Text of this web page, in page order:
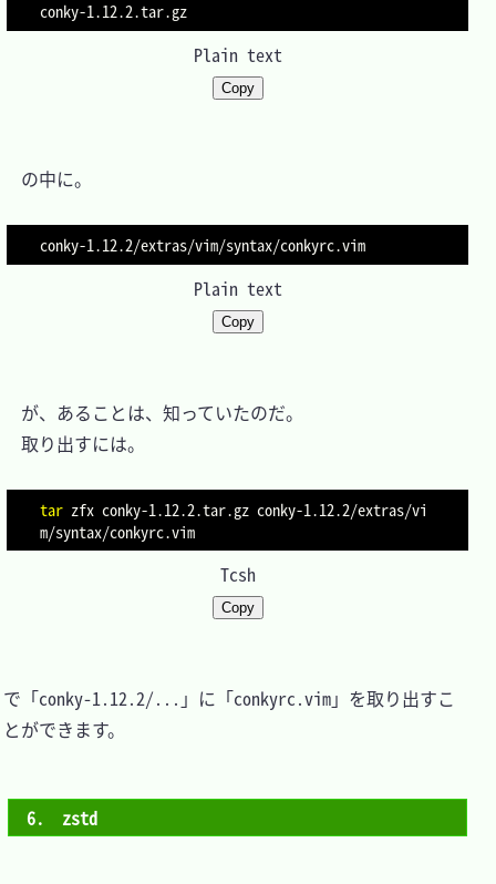
Plain text
Copy
の中に。
Plain text
Copy
が、あることは、知っていたのだ。
取り出すには。
tar zfx conky-1.12.2.tar.gz conky-1.12.2/extras/vi
Tcsh
Copy
で「conky-1.12.2/...」に「conkyrc.vim」を取り出すこ
とができます。
6.　zstd